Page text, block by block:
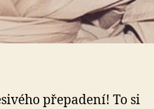
přepadení! To si